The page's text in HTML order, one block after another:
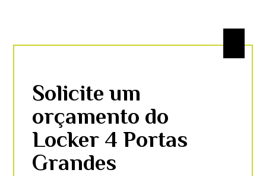
Solicite um
orçamento do
Locker 4 Portas
Grandes